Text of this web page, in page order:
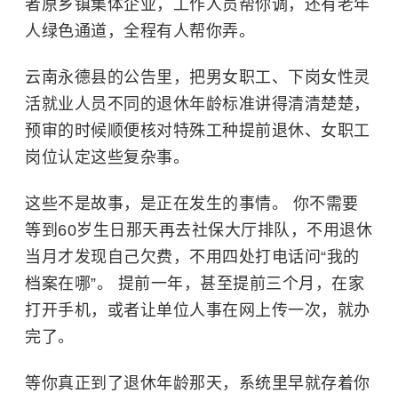
者原乡镇集体企业，工作人员帮你调，还有老年
人绿色通道，全程有人帮你弄。
云南永德县的公告里，把男女职工、下岗女性灵
活就业人员不同的退休年龄标准讲得清清楚楚，
预审的时候顺便核对特殊工种提前退休、女职工
岗位认定这些复杂事。
这些不是故事，是正在发生的事情。 你不需要
等到60岁生日那天再去社保大厅排队，不用退休
当月才发现自己欠费，不用四处打电话问“我的
档案在哪”。 提前一年，甚至提前三个月，在家
打开手机，或者让单位人事在网上传一次，就办
完了。
等你真正到了退休年龄那天，系统里早就存着你